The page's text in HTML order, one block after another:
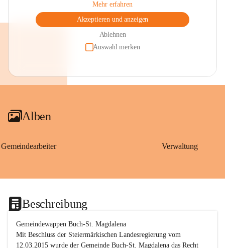
Mehr erfahren
Akzeptieren und anzeigen
Ablehnen
Auswahl merken
Alben
Gemeindearbeiter Verwaltung
Beschreibung
Gemeindewappen Buch-St. Magdalena
Mit Beschluss der Steiermärkischen Landesregierung vom
12.03.2015 wurde der Gemeinde Buch-St. Magdalena das Recht